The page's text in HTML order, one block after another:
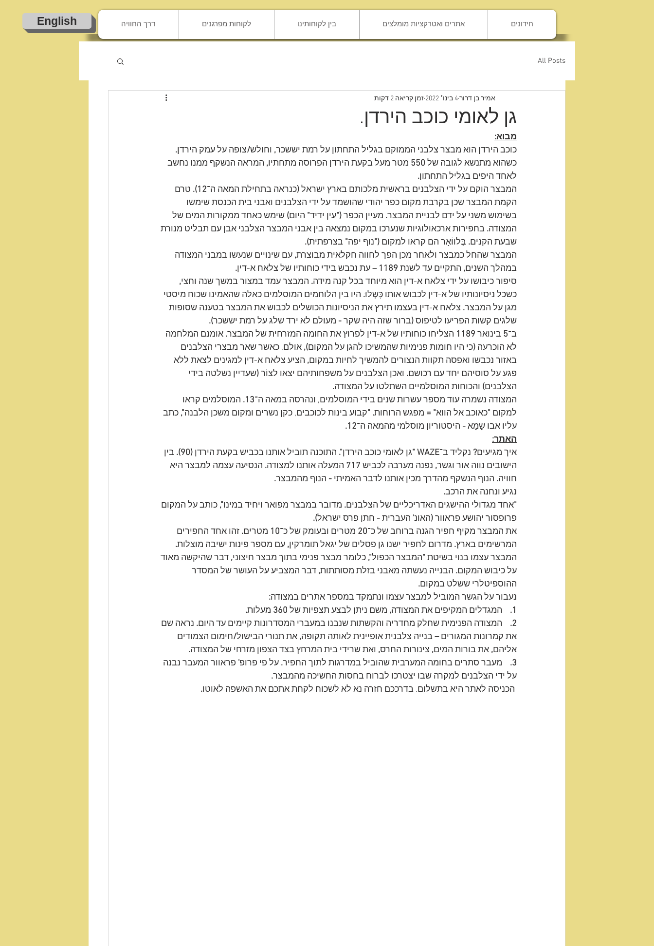
דרך החוויה לקוחות מפרגנים בין לקוחותינו אתרים ואטרקציות מומלצים חידונים English להתחברות
All Posts
גן לאומי כוכב הירדן.
אמיר בן דרור4 בינו׳ 2022 זמן קריאה 2 דקות
מבוא:
כוכב הירדן הוא מבצר צלבני הממוקם בגליל התחתון על רמת יששכר, וחולש/צופה על עמק הירדן.
כשהוא מתנשא לגובה של 550 מטר מעל בקעת הירדן הפרוסה מתחתיו, המראה הנשקף ממנו נחשב
לאחד היפים בגליל התחתון.
המבצר הוקם על ידי הצלבנים בראשית מלכותם בארץ ישראל (כנראה בתחילת המאה ה־12).
טרם
הקמת המבצר שכן בקרבת מקום כפר יהודי שהושמד על ידי הצלבנים ואבני בית הכנסת שימשו
בשימוש משני על ידם לבניית המבצר. מעיין הכפר ("עין ידיד" היום) שימש כאחד ממקורות המים של
המצודה. בחפירות ארכאולוגיות שנערכו במקום נמצאה בין אבני המבצר הצלבני אבן עם תבליט מנורת
שבעת הקנים. בֶּלווֹאָר הם קראו למקום ("נוף יפה" בצרפתית).
המבצר שהחל כמבצר ולאחר מכן הפך לחווה חקלאית מבוצרת, עם שינויים שנעשו במבני המצודה
במהלך השנים, התקיים עד לשנת 1189 – עת נכבש בידי כוחותיו של צלאח א-דין.
סיפור כיבושו על ידי צלאח א-דין הוא מיוחד בכל קנה מידה. המבצר עמד במצור במשך שנה וחצי,
כשכל ניסיונותיו של א-דין לכבוש אותו כָּשְלוּ. היו בין הלוחמים המוסלמים כאלה שהאמינו שכוח מיסטי
מגן על המבצר. צלאח א-דין בעצמו תירץ את הניסיונות הכושלים לכבוש את המבצר בטענה שסופות
שלגים קשות הפריעו לטיפוס (ברור שזה היה שקר - מעולם לא ירד שלג על רמת יששכר).
ב־5 בינואר הצליחו כוחותיו של א-דין לפרוץ את החומה המזרחית של המבצר. אומנם המלחמה
לא הוכרעה (כי היו חומות פנימיות שהמשיכו להגן על המקום), אולם, כאשר שאר מבצרי הצלבנים
באזור נכבשו ואפסה תקוות הנצורים להמשיך לחיות במקום, הציע צלאח א-דין למגינים לצאת ללא
פגע על סוסיהם יחד עם רכושם. ואכן הצלבנים על משפחותיהם יצאו לצוֹר (שעדיין נשלטה בידי
הצלבנים) והכוחות המוסלמיים השתלטו על המצודה.
המצודה נשמרה עוד מספר עשרות שנים בידי המוסלמים, ונהרסה במאה ה־13. המוסלמים קראו
למקום "כאוכב אל הווא" = מפגש הרוחות. "קבוע בינות לכוכבים, כקן נשרים ומקום משכן הלבנה"‏, כתב
עליו אבו שָמָא - היסטוריון מוסלמי מהמאה ה־12.
האתר:
איך מגיעים? נקליד ב־WAZE " גן לאומי כוכב הירדן". התוכנה תוביל אותנו בכביש בקעת הירדן (90).
בין
הישובים נווה אור וגשר, נפנה מערבה לכביש המעלה אותנו למצודה. הנסיעה עצמה למבצר היא
חוויה. הנוף הנשקף מהדרך מכין אותנו לדבר האמיתי - הנוף מהמבצר.
נגיע ונחנה את הרכב.
"אחד מגדולי ההישגים האדריכליים של הצלבנים. מדובר במבצר מפואר ויחיד במינו‏", כותב על המקום
פרופסור יהושע פראוור (האונ' העברית - חתן פרס ישראל).
את המבצר מקיף חפיר הגנה ברוחב של כ־20 מטרים ובעומק של כ־10 מטרים. זהו אחד החפירים
המרשימים בארץ. מדרום לחפיר ישנו גן פסלים של יגאל תומרקין, עם מספר פינות ישיבה מוצלות.
המבצר עצמו בנוי בשיטת "המבצר הכפול", כלומר מבצר פנימי בתוך מבצר חיצוני, דבר שהיקשה מאוד
על כיבוש המקום. הבנייה נעשתה מאבני בזלת מסותתות, דבר המצביע על העושר של המסדר
ההוספיטלרי ששלט במקום.
נעבור על הגשר המוביל למבצר עצמו ונתמקד במספר אתרים במצודה:
1.
המגדלים המקיפים את המצודה, משם ניתן לבצע תצפיות של 360 מעלות.
2.
המצודה הפנימית שחלק מחדריה והקשתות שנבנו במעברי המסדרונות קיימים עד היום. נראה שם
את קמרונות המגורים – בנייה צלבנית אופיינית לאותה תקופה, את תנורי הבישול/חימום הצמודים
אליהם, את בורות המים, צינורות החרס, ואת שרידי בית המרחץ בצד הצפון מזרחי של המצודה.
3.
מעבר סתרים בחומה המערבית שהוביל במדרגות לתוך החפיר. על פי פרופ' פראוור המעבר נבנה
על ידי הצלבנים למקרה שבו יצטרכו לברוח בחסות החשיכה מהמבצר.
.